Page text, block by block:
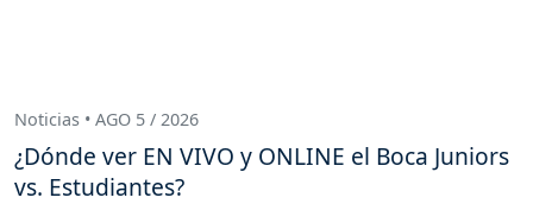
Noticias • AGO 5 / 2026
¿Dónde ver EN VIVO y ONLINE el Boca Juniors
vs. Estudiantes?